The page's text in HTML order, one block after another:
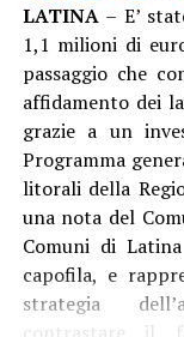
LATINA– E’
1,1 milioni di
passaggio che
affidamento dei
grazie a un
Programma
litorali della
una nota del
Comuni di
capofila, e
strategia